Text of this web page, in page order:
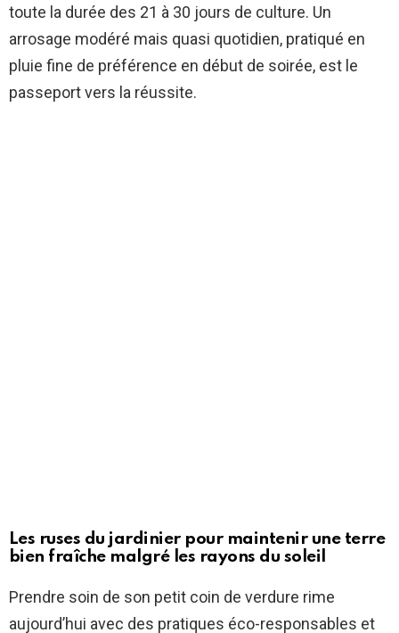
toute la durée des 21 à 30 jours de culture. Un
arrosage modéré mais quasi quotidien, pratiqué en
pluie fine de préférence en début de soirée, est le
passeport vers la réussite.
Les ruses du jardinier pour maintenir une terre
bien fraîche malgré les rayons du soleil
Prendre soin de son petit coin de verdure rime
aujourd’hui avec des pratiques éco-responsables et